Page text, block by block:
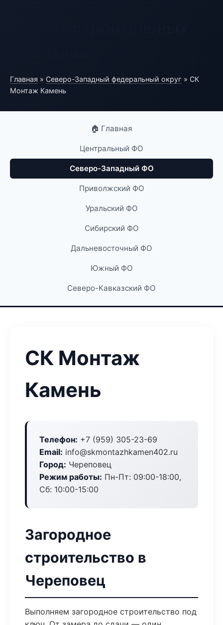
Главная » Северо-Западный федеральный округ » СК
Монтаж Камень
🏠 Главная
Центральный ФО
Северо-Западный ФО
Приволжский ФО
Уральский ФО
Сибирский ФО
Дальневосточный ФО
Южный ФО
Северо-Кавказский ФО
СК Монтаж
Камень
Телефон: +7 (959) 305-23-69
Email: info@skmontazhkamen402.ru
Город: Череповец
Режим работы: Пн-Пт: 09:00-18:00,
Сб: 10:00-15:00
Загородное
строительство в
Череповец
Выполняем загородное строительство под